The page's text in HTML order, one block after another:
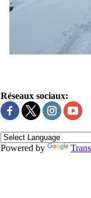
Réseaux sociaux:
Powered by